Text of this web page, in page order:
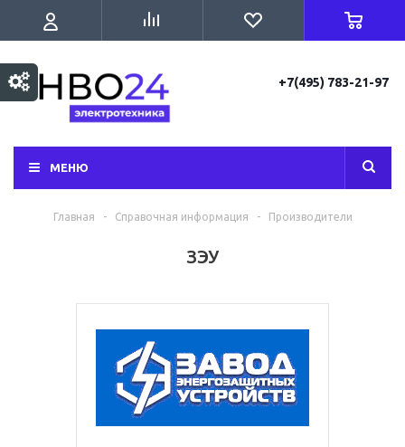
+7(495) 783-21-97
МЕНЮ
Главная - Справочная информация - Производители
ЗЭУ